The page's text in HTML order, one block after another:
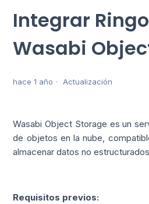
Integrar
Wasabi
hace 1 año Actualización
Wasabi Object Storage es un
de objetos en la nube,
almacenar datos no
Requisitos previos: